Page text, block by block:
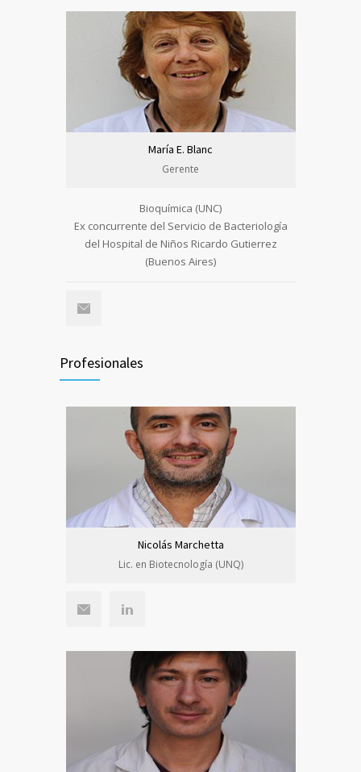
María E. Blanc
Gerente
Bioquímica (UNC)
Ex concurrente del Servicio de Bacteriología
del Hospital de Niños Ricardo Gutierrez
(Buenos Aires)
Profesionales
Nicolás Marchetta
Lic. en Biotecnología (UNQ)